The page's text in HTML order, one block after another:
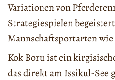
Variationen von
Strategiespielen
Mannschaftsportarten
Kok Boru ist ein
das direkt am Issikul-See